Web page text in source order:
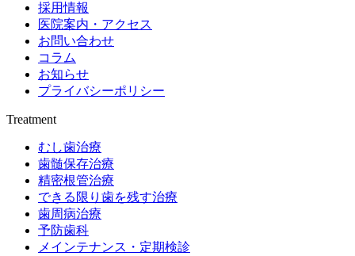
採用情報
医院案内・アクセス
お問い合わせ
コラム
お知らせ
プライバシーポリシー
Treatment
むし歯治療
歯髄保存治療
精密根管治療
できる限り歯を残す治療
歯周病治療
予防歯科
メインテナンス・定期検診